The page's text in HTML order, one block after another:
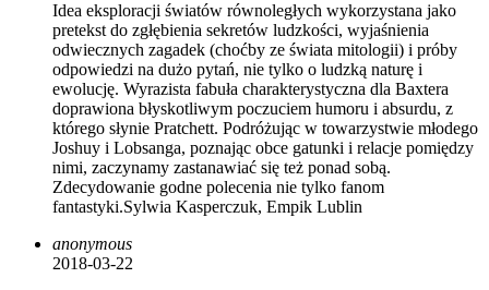
Idea eksploracji światów równoległych wykorzystana jako
pretekst do zgłębienia sekretów ludzkości, wyjaśnienia
odwiecznych zagadek (choćby ze świata mitologii) i próby
odpowiedzi na dużo pytań, nie tylko o ludzką naturę i
ewolucję. Wyrazista fabuła charakterystyczna dla Baxtera
doprawiona błyskotliwym poczuciem humoru i absurdu, z
którego słynie Pratchett. Podróżując w towarzystwie młodego
Joshuy i Lobsanga, poznając obce gatunki i relacje pomiędzy
nimi, zaczynamy zastanawiać się też ponad sobą.
Zdecydowanie godne polecenia nie tylko fanom
fantastyki.Sylwia Kasperczuk, Empik Lublin
anonymous
2018-03-22